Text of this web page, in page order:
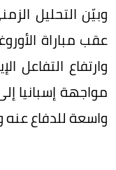
وبيّن التحليل
عقب مباراة
وارتفاع التفاعل
مواجهة إسبانيا
واسعة للدفاع عنه